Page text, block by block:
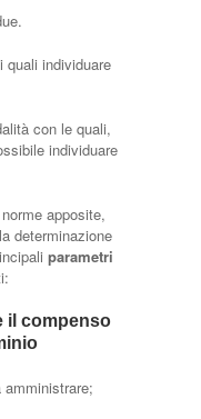
quali individuare
con le quali,
individuare
apposite,
determinazione
parametri
il compenso